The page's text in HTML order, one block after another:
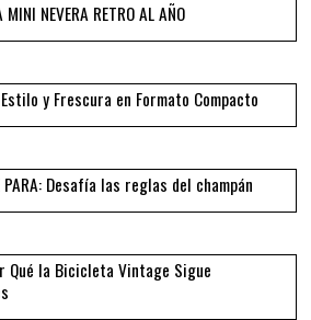
NEVERA RETRO AL AÑO
02
y Frescura en Formato Compacto
03
PARA: Desafía las reglas del champán
04
Qué la Bicicleta Vintage Sigue